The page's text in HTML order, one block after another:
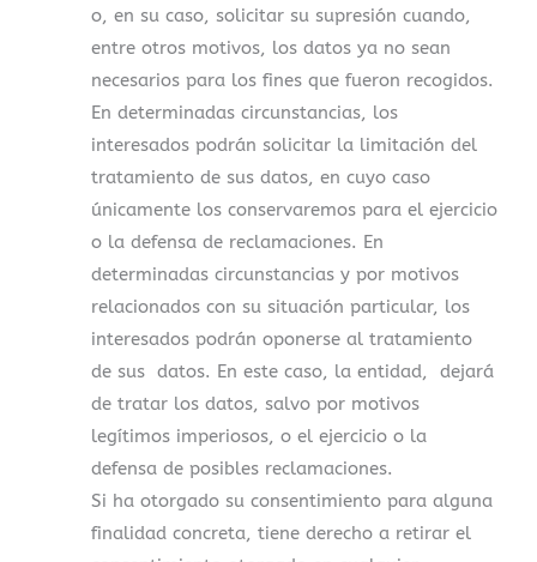
o, en su caso, solicitar su supresión cuando,
entre otros motivos, los datos ya no sean
necesarios para los fines que fueron recogidos.
En determinadas circunstancias, los
interesados podrán solicitar la limitación del
tratamiento de sus datos, en cuyo caso
únicamente los conservaremos para el ejercicio
o la defensa de reclamaciones. En
determinadas circunstancias y por motivos
relacionados con su situación particular, los
interesados podrán oponerse al tratamiento
de sus datos. En este caso, la entidad, dejará
de tratar los datos, salvo por motivos
legítimos imperiosos, o el ejercicio o la
defensa de posibles reclamaciones.
Si ha otorgado su consentimiento para alguna
finalidad concreta, tiene derecho a retirar el